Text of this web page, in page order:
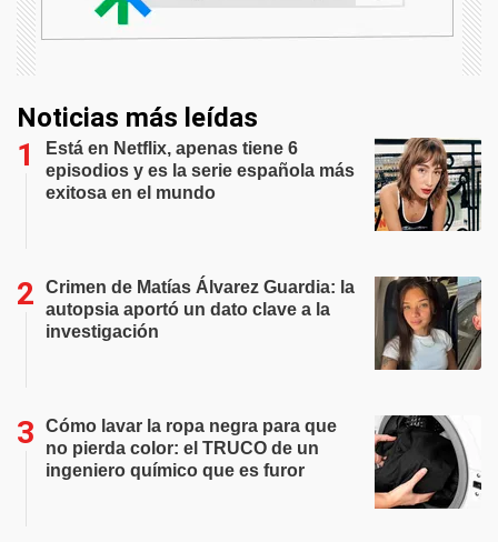
Noticias más leídas
Está en Netflix, apenas tiene 6
episodios y es la serie española más
exitosa en el mundo
Crimen de Matías Álvarez Guardia: la
autopsia aportó un dato clave a la
investigación
Cómo lavar la ropa negra para que
no pierda color: el TRUCO de un
ingeniero químico que es furor